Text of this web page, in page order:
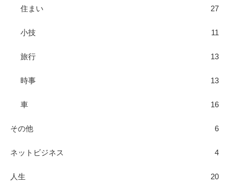
住まい 27
小技 11
旅行 13
時事 13
車 16
その他 6
ネットビジネス 4
人生 20